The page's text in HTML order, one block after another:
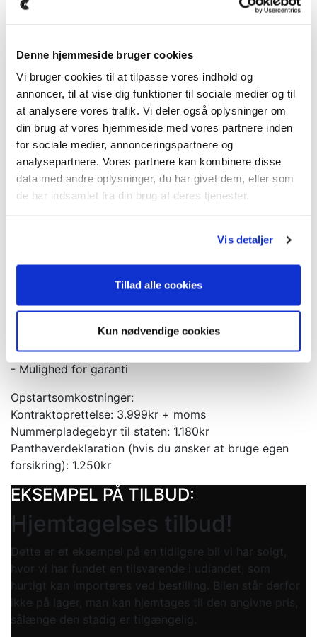
Denne hjemmeside bruger cookies
Vi bruger cookies til at tilpasse vores indhold og
annoncer, til at vise dig funktioner til sociale medier og til
at analysere vores trafik. Vi deler også oplysninger om
din brug af vores hjemmeside med vores partnere inden
for sociale medier, annonceringspartnere og
analysepartnere. Vores partnere kan kombinere disse
data med andre oplysninger, du har givet dem, eller som
de har indsamlet fra din brug af deres tjenester.
Vis detaljer
Tillad alle cookies
Kun nødvendige cookies
Sædevarme
Laneassist
Elektronisk p-bremse
Navi
Fuldautomatisk klima
Elektrisk rat
... og meget, meget mere.
På denne bil kan vi tilbyde forsikring fra 675kr
Kontakt os for mere info.
Bilen kan ses og prøvekøres efter aftale hos Clevr Car
i Vejle.
Inklusiv i tilbuddet:
- Klargøring
- Mulighed for garanti
Opstartsomkostninger:
Kontraktoprettelse: 3.999kr + moms
Nummerpladegebyr til staten: 1.180kr
Panthaverdeklaration (hvis du ønsker at bruge egen
forsikring): 1.250kr
EKSEMPEL PÅ TILBUD:
Hjemtagelses tilbud!
Dette er et eksempel på en tidligere bil vi har solgt,
hvor vi har fundet en tilsvarende i udlandet, som
hurtigt kan importeres ved bestilling. Bilen står derfor
ikke på lager, man kan hjemtages til den angivne pris,
sålænge den stadig er tilgængelig.